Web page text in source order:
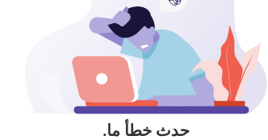
حدث خطأ ما.